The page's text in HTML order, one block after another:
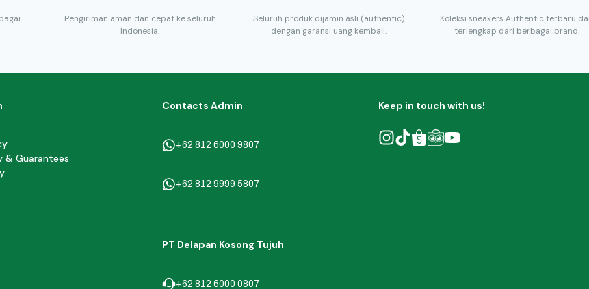
Pengiriman aman dan cepat ke seluruh
Indonesia.
Seluruh produk dijamin asli (authentic)
dengan garansi uang kembali.
Koleksi sneakers Authentic terbaru
terlengkap dari berbagai brand.
Guarantees
Contacts Admin
+62 812 6000 9807
+62 812 9999 5807
PT Delapan Kosong Tujuh
+62 812 6000 0807
Keep in touch with us!